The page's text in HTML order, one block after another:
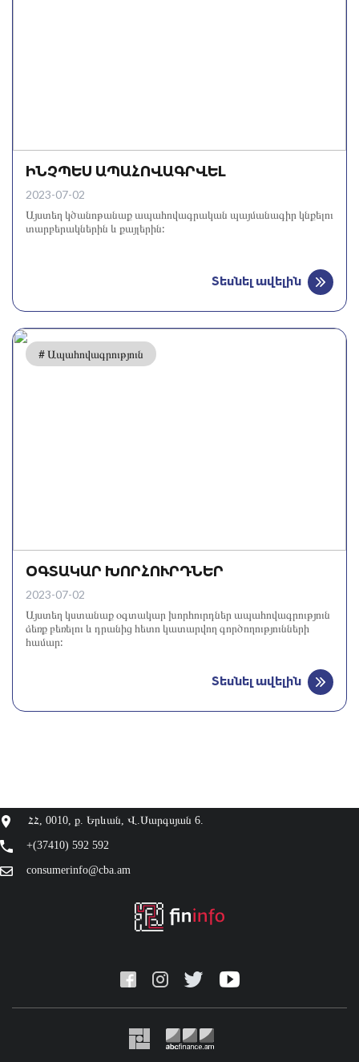
ԻՆՉՊԵՍ ԱՊԱՀՈՎԱԳՐՎԵԼ
2023-07-02
Այստեղ կծանոթանաք ապահովագրական պայմանագիր կնքելու
տարբերակներին և քայլերին:
Տեսնել ավելին
# Ապահովագրություն
ՕԳՏԱԿԱՐ ԽՈՐՀՈՒՐԴՆԵՐ
2023-07-02
Այստեղ կստանաք օգտակար խորհուրդներ ապահովագրություն
ձեռք բեռելու և դրանից հետո կատարվող գործողությունների
համար:
Տեսնել ավելին
ՀՀ, 0010, ք. Երևան, Վ.Սարգսյան 6.
+(37410) 592 592
consumerinfo@cba.am